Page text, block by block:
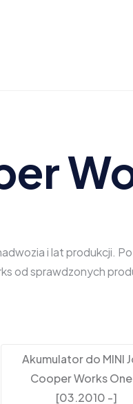
i lat produkcji.
od sprawdzonych
Akumulator do MINI
Cooper Works One
[03.2010 -]